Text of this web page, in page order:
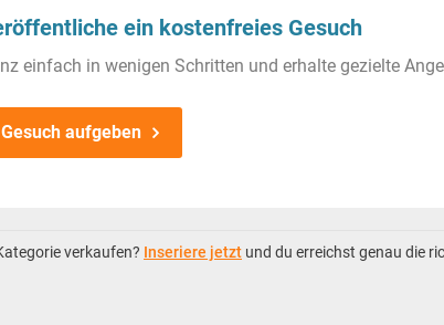
ein kostenfreies Gesuch
einfach in wenigen Schritten und erhalte gezielte
Gesuch aufgeben
verkaufen? Inseriere jetzt und du erreichst genau die